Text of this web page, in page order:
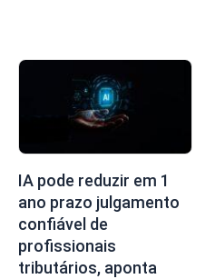
IA pode reduzir em 1
ano prazo julgamento
confiável de
profissionais
tributários, aponta